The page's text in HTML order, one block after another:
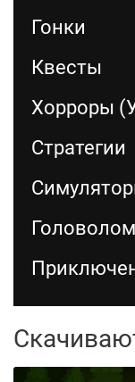
Гонки
Квесты
Хорроры
Стратегии